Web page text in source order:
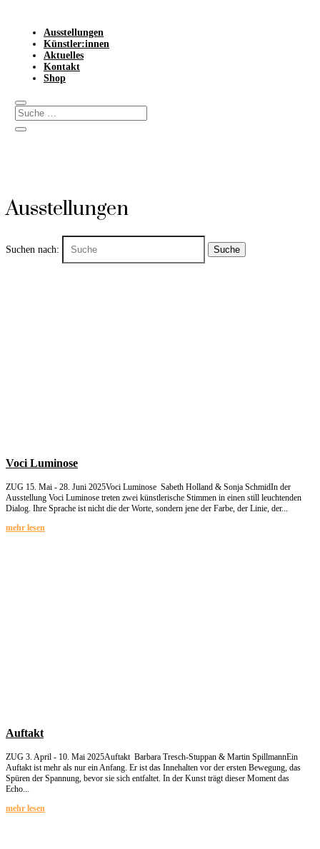
Ausstellungen
Künstler:innen
Aktuelles
Kontakt
Shop
Ausstellungen
Suchen nach:
Voci Luminose
ZUG 15. Mai - 28. Juni 2025Voci Luminose Sabeth Holland & Sonja SchmidIn der
Ausstellung Voci Luminose treten zwei künstlerische Stimmen in einen still leuchtenden
Dialog. Ihre Sprache ist nicht die der Worte, sondern jene der Farbe, der Linie, der...
mehr lesen
Auftakt
ZUG 3. April - 10. Mai 2025Auftakt Barbara Tresch-Stuppan & Martin SpillmannEin
Auftakt ist mehr als nur ein Anfang. Er ist das Innehalten vor der ersten Bewegung, das
Spüren der Spannung, bevor sie sich entfaltet. In der Kunst trägt dieser Moment das
Echo...
mehr lesen